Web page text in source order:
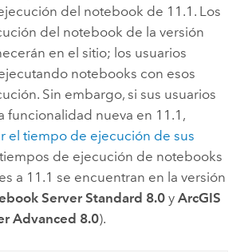
del notebook de 11.1 . Los
del notebook de la versión
en el sitio; los usuarios
notebooks con esos
Sin embargo, si sus usuarios
funcionalidad nueva en 11.1 ,
el tiempo de ejecución de sus
tiempos de ejecución de notebooks
a 11.1 se encuentran en la versión
Server Standard 8.0y ArcGIS
Advanced 8.0).